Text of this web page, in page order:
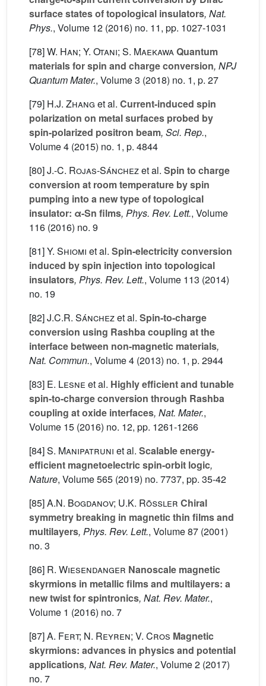
surface states of topological insulators, Nat.
Phys., Volume 12 (2016) no. 11, pp. 1027-1031
[78]W. Han; Y. Otani; S. MaekawaQuantum
materials for spin and charge conversion, NPJ
Quantum Mater., Volume 3 (2018) no. 1, p. 27
[79] H.J. Zhang et al. Current-induced spin
polarization on metal surfaces probed by
spin-polarized positron beam, Sci. Rep.,
Volume 4 (2015) no. 1, p. 4844
[80]J.-C. Rojas-Sánchezet al. Spin to charge
conversion at room temperature by spin
pumping into a new type of topological
insulator: α-Sn films, Phys. Rev. Lett., Volume
116 (2016) no. 9
[81]Y. Shiomi et al. Spin-electricity conversion
induced by spin injection into topological
insulators, Phys. Rev. Lett., Volume 113 (2014)
no. 19
[82]J.C.R. Sánchezet al. Spin-to-charge
conversion using Rashba coupling at the
interface between non-magnetic materials,
Nat. Commun., Volume 4 (2013) no. 1, p. 2944
[83] E. Lesne et al. Highly efficient and tunable
spin-to-charge conversion through Rashba
coupling at oxide interfaces, Nat. Mater.,
Volume 15 (2016) no. 12, pp. 1261-1266
[84]S. Manipatruni et al. Scalable energy-
efficient magnetoelectric spin-orbit logic,
Nature, Volume 565 (2019) no. 7737, pp. 35-42
[85]A.N. Bogdanov; U.K. Rößler Chiral
symmetry breaking in magnetic thin films and
multilayers, Phys. Rev. Lett., Volume 87 (2001)
no. 3
[86] R. Wiesendanger Nanoscale magnetic
skyrmions in metallic films and multilayers: a
new twist for spintronics, Nat. Rev. Mater.,
Volume 1 (2016) no. 7
[87]A. Fert; N. Reyren; V. Cros Magnetic
skyrmions: advances in physics and potential
applications, Nat. Rev. Mater., Volume 2 (2017)
no. 7